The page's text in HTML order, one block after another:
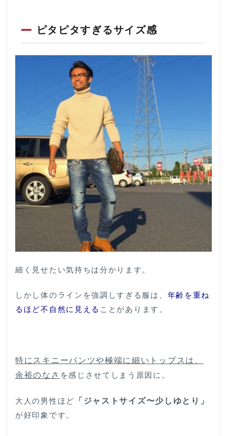
るコ
ーデ
ート
着れ
れば
なん
でも
いい
2
旦
簡
に
抜
さ
ポ
イ
ン
2.1
程よ
ピタピタすぎるサイズ感
細く見せたい気持ちは分かります。
しかし体のラインを強調しすぎる服は、 年齢を重ね
るほど不自然に見える ことがあります。
特にスキニーパンツや極端に細いトップスは、
余裕のなさ を感じさせてしまう原因に。
大人の男性ほど
「ジャストサイズ〜少しゆとり」
が好印象です。